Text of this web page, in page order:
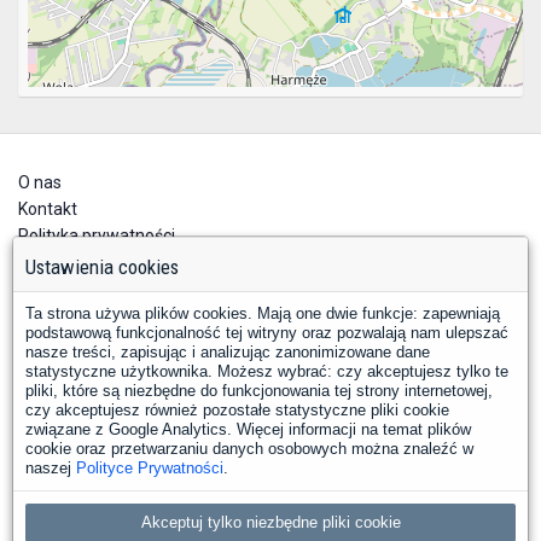
O nas
Kontakt
Polityka prywatności
Deklaracja dostępności
FacebookLinkedIn
X InstagramYouTube
Copyright © 2026 PKP Polskie Linie Kolejowe S.A.
Ustawienia cookies
Ta strona używa plików cookies. Mają one dwie funkcje: zapewniają
podstawową funkcjonalność tej witryny oraz pozwalają nam ulepszać
nasze treści, zapisując i analizując zanonimizowane dane
statystyczne użytkownika. Możesz wybrać: czy akceptujesz tylko te
pliki, które są niezbędne do funkcjonowania tej strony internetowej,
czy akceptujesz również pozostałe statystyczne pliki cookie
związane z Google Analytics. Więcej informacji na temat plików
cookie oraz przetwarzaniu danych osobowych można znaleźć w
naszej Polityce Prywatności.
Akceptuj tylko niezbędne pliki cookie